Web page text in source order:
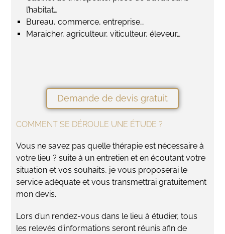
l’habitat…
Bureau, commerce, entreprise…
Maraicher, agriculteur, viticulteur, éleveur…
Demande de devis gratuit
COMMENT SE DÉROULE UNE ÉTUDE ?
Vous ne savez pas quelle thérapie est nécessaire à
votre lieu ? suite à un entretien et en écoutant votre
situation et vos souhaits, je vous proposerai le
service adéquate et vous transmettrai gratuitement
mon devis.
​Lors d’un rendez-vous dans le lieu à étudier, tous
les relevés d’informations seront réunis afin de